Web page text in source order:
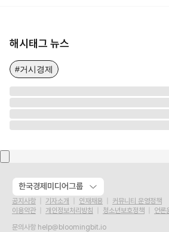
해시태그 뉴스
#거시경제
한국경제미디어그룹
공지사항 기자소개 인재채용
커뮤니티 운영정책
이용약관
개인정보처리방침 청소년보호정책
언론
문의사항 help@bloomingbit.io